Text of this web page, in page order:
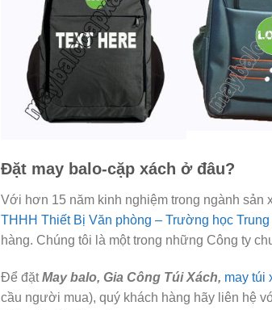
Đặt may balo-cặp xách ở đâu?
Với hơn 15 năm kinh nghiệm trong ngành sản
THHH Thiết Bị Văn phòng – Trường học Trung
hàng. Chúng tôi là một trong những Công ty
Để đặtMay balo, Gia Công Túi Xách, may túi
cầu người mua), quý khách hàng hãy liên hệ